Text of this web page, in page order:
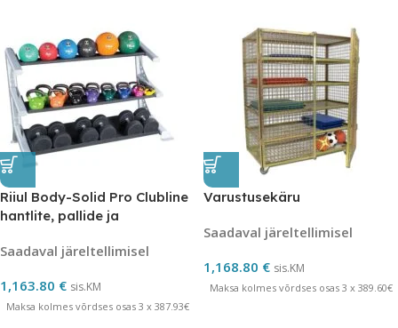
Riiul Body-Solid Pro Clubline
hantlite, pallide ja
Saadaval järeltellimisel
1,163.80 € sis.KM
Maksa kolmes võrdses osas 3 x 387.93€
Varustusekäru
Saadaval järeltellimisel
1,168.80 € sis.KM
Maksa kolmes võrdses osas 3 x 389.60€